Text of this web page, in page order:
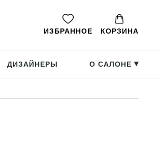
ИЗБРАННОЕ КОРЗИНА
ДИЗАЙНЕРЫ О САЛОНЕ ▸